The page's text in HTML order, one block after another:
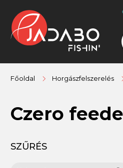
Főoldal Horgászfelszerelés
Czero
SZŰRÉS